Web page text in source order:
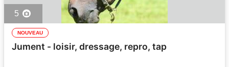
5
NOUVEAU
Jument - loisir, dressage, repro, tap